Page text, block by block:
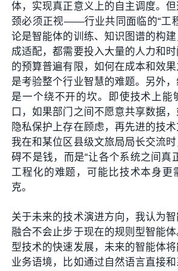
体，实现真正意义上的自主调度。
颈必须正视——行业共同面临的“工
论是智能体的训练、知识图谱的构
成适配，都需要投入大量的人力和
的预算普遍有限，如何在成本和效果
是考验整个行业智慧的难题。另外
是一个绕不开的坎。即使技术上能
口，如果部门之间不愿意共享数据
隐私保护上存在顾虑，再先进的技术
我在和某位区县级文旅局局长交流
碍不是钱，而是“让各个系统之间真
工程化的难题，可能比技术本身更
克。
关于未来的技术演进方向，我认为
融合不会止步于现在的规则型智能
型技术的快速发展，未来的智能体
业务语境，比如通过自然语言直接